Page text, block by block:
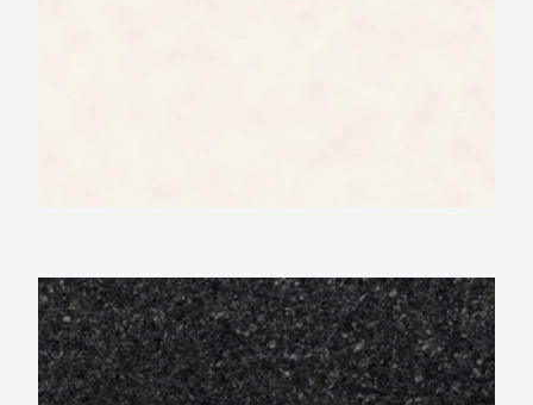
Ariostea Ultra Graniti Deep Norway